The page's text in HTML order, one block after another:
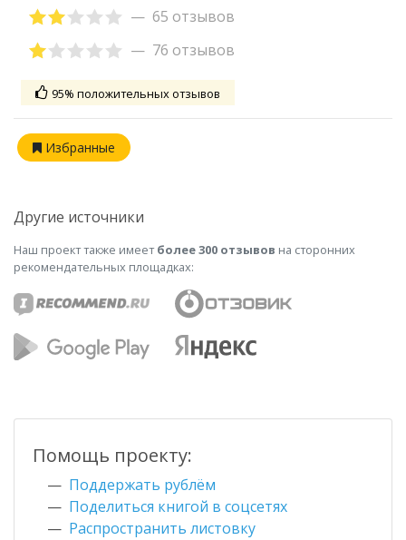
65 отзывов
76 отзывов
95% положительных отзывов
Избранные
Другие источники
Наш проект также имеетболее 300 отзывов на сторонних
рекомендательных площадках:
Помощь проекту:
Поддержать рублём
Поделиться книгой в соцсетях
Распространить листовку